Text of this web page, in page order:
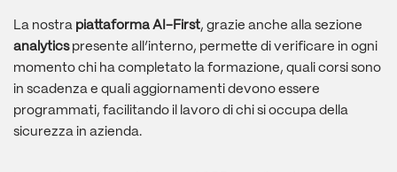
La nostra piattaforma AI-First, grazie anche alla sezione
analytics presente all’interno, permette di verificare in ogni
momento chi ha completato la formazione, quali corsi sono
in scadenza e quali aggiornamenti devono essere
programmati, facilitando il lavoro di chi si occupa della
sicurezza in azienda.